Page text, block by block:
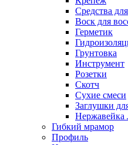
Средства
Воск для
Герметик
Грунтовка
Инструмент
Розетки
Скотч
Сухие смеси
Заглушки
Нержавейка
Гибкий мрамор
Профиль